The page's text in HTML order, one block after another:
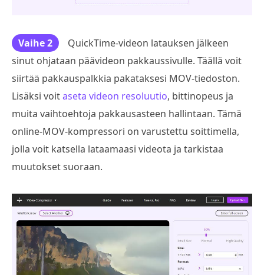
Vaihe 2
QuickTime-videon latauksen jälkeen
sinut ohjataan päävideon pakkaussivulle. Täällä voit
siirtää pakkauspalkkia pakataksesi MOV-tiedoston.
Lisäksi voitaseta videon resoluutio, bittinopeus ja
muita vaihtoehtoja pakkausasteen hallintaan. Tämä
online-MOV-kompressori on varustettu soittimella,
jolla voit katsella lataamaasi videota ja tarkistaa
muutokset suoraan.